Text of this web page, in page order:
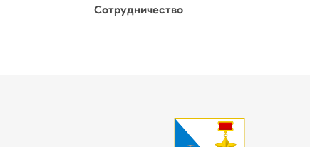
Сотрудничество